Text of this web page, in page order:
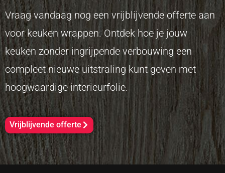
Vraag vandaag nog een vrijblijvende offerte aan
voor keuken wrappen. Ontdek hoe je jouw
keuken zonder ingrijpende verbouwing een
compleet nieuwe uitstraling kunt geven met
hoogwaardige interieurfolie.
Vrijblijvende offerte